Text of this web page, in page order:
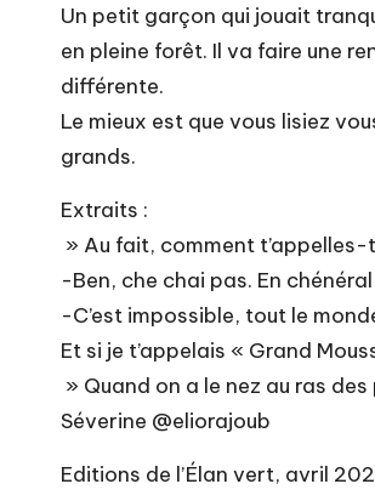
Un petit garçon qui jouait
en pleine forêt. Il va faire une
différente.
Le mieux est que vous lisiez
grands.
Extraits :
» Au fait, comment t’appelles-
-Ben, che chai pas. En
-C’est impossible, tout le
Et si je t’appelais « Grand
» Quand on a le nez au ras
Séverine @eliorajoub
Editions de l’Élan vert, avril